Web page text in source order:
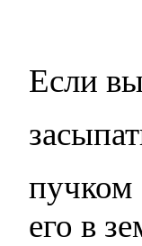
Если
пучком
его в